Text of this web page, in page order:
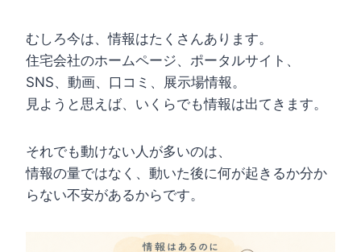
むしろ今は、情報はたくさんあります。
住宅会社のホームページ、ポータルサイト、
SNS、動画、口コミ、展示場情報。
見ようと思えば、いくらでも情報は出てきます。
それでも動けない人が多いのは、
情報の量ではなく、動いた後に何が起きるか分か
らない不安があるからです。